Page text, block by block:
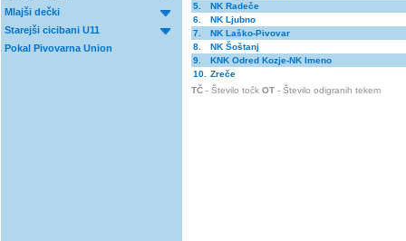
Mlajši dečki
Starejši cicibani U11
Pokal Pivovarna Union
5.
NK Radeče
6.
NK Ljubno
7.
NK Laško-Pivovar
8.
NK Šoštanj
9.
KNK Odred Kozje-NK Imeno
10.
Zreče
TČ - Število točk OT - Število odigranih tekem